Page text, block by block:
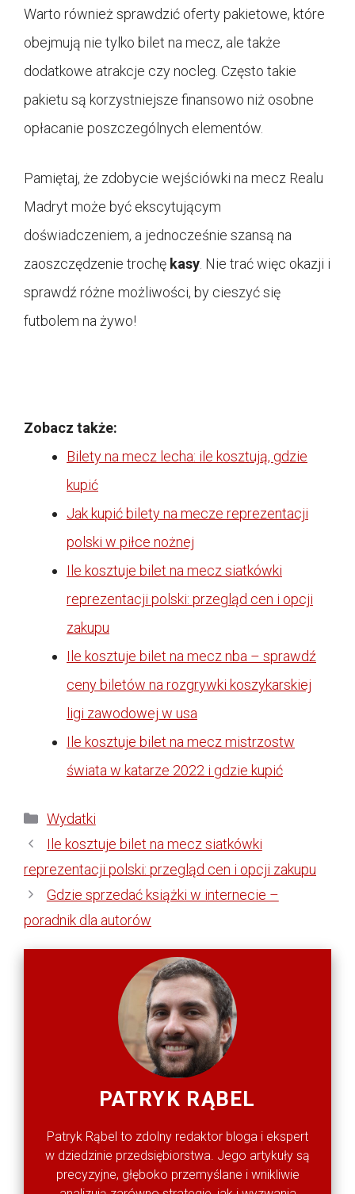
Warto również sprawdzić oferty pakietowe, które
obejmują nie tylko bilet na mecz, ale także
dodatkowe atrakcje czy nocleg. Często takie
pakietu są korzystniejsze finansowo niż osobne
opłacanie poszczególnych elementów.
Pamiętaj, że zdobycie wejściówki na mecz Realu
Madryt może być ekscytującym
doświadczeniem, a jednocześnie szansą na
zaoszczędzenie trochę kasy . Nie trać więc okazji i
sprawdź różne możliwości, by cieszyć się
futbolem na żywo!
Zobacz także:
Bilety na mecz lecha: ile kosztują, gdzie
kupić
Jak kupić bilety na mecze reprezentacji
polski w piłce nożnej
Ile kosztuje bilet na mecz siatkówki
reprezentacji polski: przegląd cen i opcji
zakupu
Ile kosztuje bilet na mecz nba – sprawdź
ceny biletów na rozgrywki koszykarskiej
ligi zawodowej w usa
Ile kosztuje bilet na mecz mistrzostw
świata w katarze 2022 i gdzie kupić
Kategorie
Wydatki
Ile kosztuje bilet na mecz siatkówki
reprezentacji polski: przegląd cen i opcji zakupu
Gdzie sprzedać książki w internecie –
poradnik dla autorów
PATRYK RĄBEL
Patryk Rąbel to zdolny redaktor bloga i ekspert
w dziedzinie przedsiębiorstwa. Jego artykuły są
precyzyjne, głęboko przemyślane i wnikliwie